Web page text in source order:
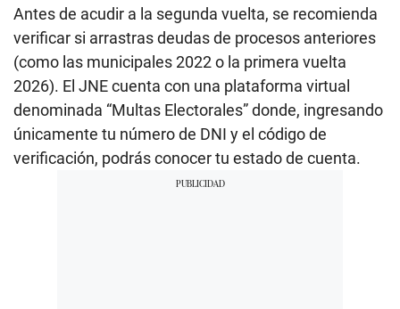
Antes de acudir a la segunda vuelta, se recomienda
verificar si arrastras deudas de procesos anteriores
(como las municipales 2022 o la primera vuelta
2026). El JNE cuenta con una plataforma virtual
denominada “Multas Electorales” donde, ingresando
únicamente tu número de DNI y el código de
verificación, podrás conocer tu estado de cuenta.